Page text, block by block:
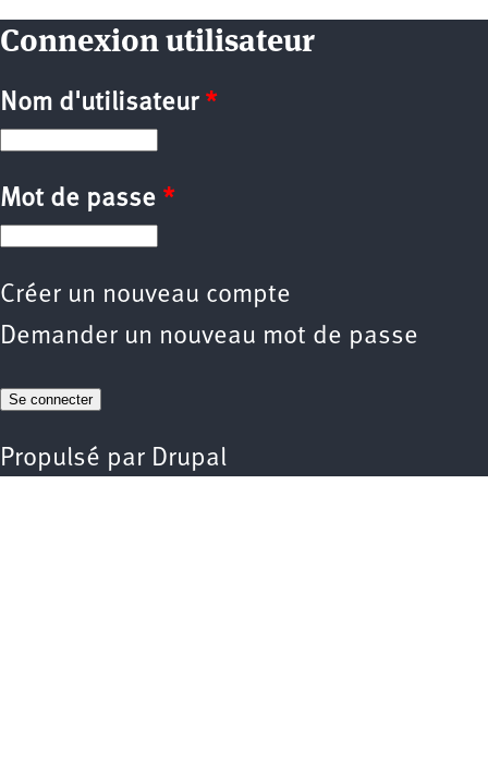
Connexion utilisateur
Nom d'utilisateur *
Mot de passe *
Créer un nouveau compte
Demander un nouveau mot de passe
Propulsé par Drupal